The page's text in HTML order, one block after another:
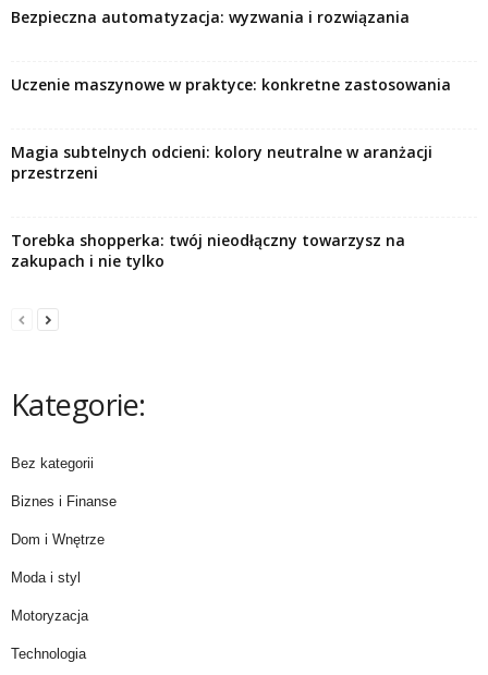
Bezpieczna automatyzacja: wyzwania i rozwiązania
Uczenie maszynowe w praktyce: konkretne zastosowania
Magia subtelnych odcieni: kolory neutralne w aranżacji
przestrzeni
Torebka shopperka: twój nieodłączny towarzysz na
zakupach i nie tylko
Kategorie:
Bez kategorii
Biznes i Finanse
Dom i Wnętrze
Moda i styl
Motoryzacja
Technologia